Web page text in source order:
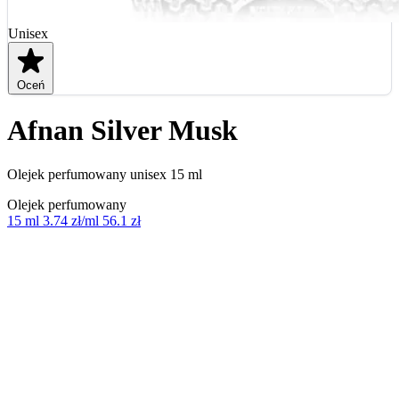
Unisex
Oceń
Afnan Silver Musk
Olejek perfumowany unisex 15 ml
Olejek perfumowany
15 ml 3.74 zł/ml 56.1 zł